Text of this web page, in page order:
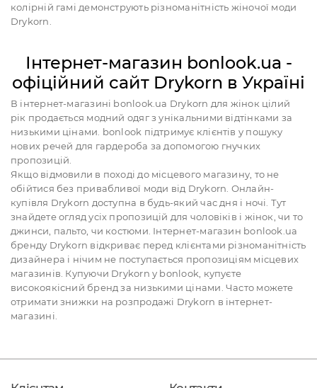
колірній гамі демонструють різноманітність жіночої моди
Drykorn.
Інтернет-магазин bonlook.ua -
офіційний сайт Drykorn в Україні
В інтернет-магазині bonlook.ua Drykorn для жінок цілий
рік продається модний одяг з унікальними відтінками за
низькими цінами. bonlook підтримує клієнтів у пошуку
нових речей для гардероба за допомогою гнучких
пропозицій.
Якщо відмовили в поході до місцевого магазину, то не
обійтися без привабливої моди від Drykorn. Онлайн-
купівля Drykorn доступна в будь-який час дня і ночі. Тут
знайдете огляд усіх пропозицій для чоловіків і жінок, чи то
джинси, пальто, чи костюми. Інтернет-магазин bonlook.ua
бренду Drykorn відкриває перед клієнтами різноманітність
дизайнера і нічим не поступається пропозиціям місцевих
магазинів. Купуючи Drykorn у bonlook, купуєте
високоякісний бренд за низькими цінами. Часто можете
отримати знижки на розпродажі Drykorn в інтернет-
магазині.